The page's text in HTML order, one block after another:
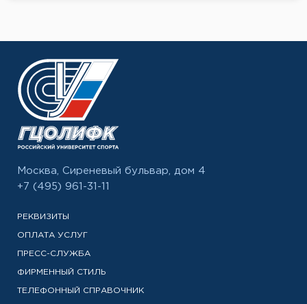
Москва, Сиреневый бульвар, дом 4
+7 (495) 961-31-11
РЕКВИЗИТЫ
ОПЛАТА УСЛУГ
ПРЕСС-СЛУЖБА
ФИРМЕННЫЙ СТИЛЬ
ТЕЛЕФОННЫЙ СПРАВОЧНИК